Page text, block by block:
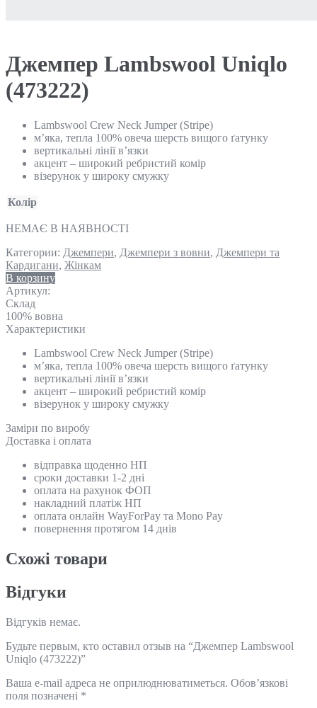
Джемпер Lambswool Uniqlo
(473222)
Lambswool Crew Neck Jumper (Stripe)
м’яка, тепла 100% овеча шерсть вищого ґатунку
вертикальні лінії в’язки
акцент – широкий ребристий комір
візерунок у широку смужку
Колір
НЕМАЄ В НАЯВНОСТІ
Категории: Джемпери, Джемпери з вовни, Джемпери та
Кардигани, Жінкам
В корзину
Артикул:
Склад
100% вовна
Характеристики
Lambswool Crew Neck Jumper (Stripe)
м’яка, тепла 100% овеча шерсть вищого ґатунку
вертикальні лінії в’язки
акцент – широкий ребристий комір
візерунок у широку смужку
Замiри по виробу
Доставка і оплата
відправка щоденно НП
сроки доставки 1-2 дні
оплата на рахунок ФОП
накладний платіж НП
оплата онлайн WayForPay та Mono Pay
повернення протягом 14 днів
Схожi товари
Відгуки
Відгуків немає.
Будьте первым, кто оставил отзыв на “Джемпер Lambswool
Uniqlo (473222)”
Ваша e-mail адреса не оприлюднюватиметься. Обов’язкові
поля позначені *